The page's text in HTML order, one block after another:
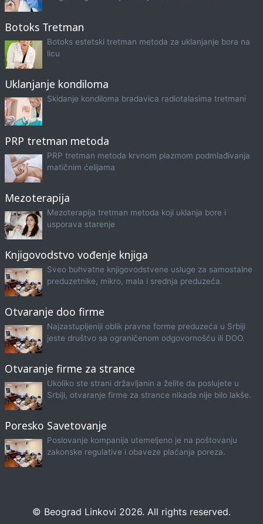
Botoks Tretman
Botoks estetski tretman metoda za uklanjanje bora na
licu
Uklanjanje kondiloma
Skidanje kondiloma bradavica radiotalasima tretmani
PRP tretman metoda
PRP tretman metoda krvnom plazmom podmlađivanja
matičnim ćelijama
Mezoterapija
Mezoterapija tretman metoda koji uklanja bore i
usporava starenje
Knjigovodstvo vođenje knjiga
Sveo buhvatne knjigovodstvene usluge za samostalne
preduzetnike, mikro, mala i srednja preduzeća.
Otvaranje doo firme
Najzastupljeniji oblik pravne forme preduzeća u Srbiji
jeste društvo sa ograničenom odgovornošću ili DOO.
Otvaranje firme za strance
Ukoliko ste strani državljanin a želite da poslujete u
Srbiji, otvaranje firme za strance nikada nije bilo lakše.
Poresko Savetovanje
Poslovanje kompanija utemeljeno je na poštovanju
zakonske regulative i obaveze plaćanja poreza.
© Beograd Linkovi 2026. All rights reserved.